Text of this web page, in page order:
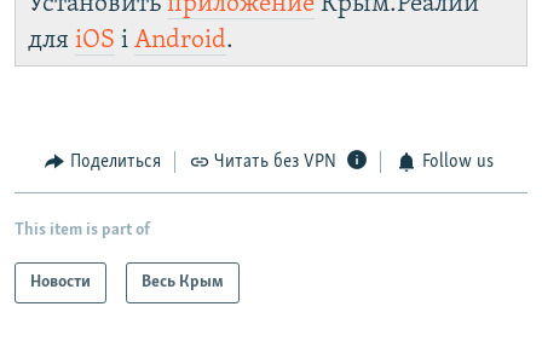
для iOS і Android.
Поделиться Читать без VPN Follow us
This item is part of
Новости Весь Крым